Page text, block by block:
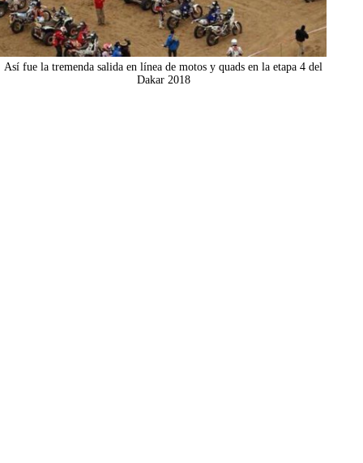
Así fue la tremenda salida en línea de motos y quads en la etapa 4 del
Dakar 2018